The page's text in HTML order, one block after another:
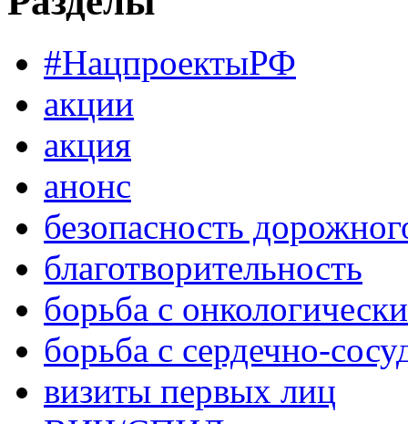
#НацпроектыРФ
акции
акция
анонс
безопасность
благотворительность
борьба с
борьба с сердечно-
визиты первых лиц